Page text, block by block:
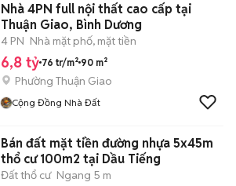
Nhà 4PN full nội thất cao cấp tại
Thuận Giao, Bình Dương
4 PN Nhà mặt phố, mặt tiền
6,8 tỷ 76 tr/m² 90 m²
Phường Thuận Giao
Cộng Đồng Nhà Đất
Bán đất mặt tiền đường nhựa 5x45m
thổ cư 100m2 tại Dầu Tiếng
Đất thổ cư Ngang 5 m